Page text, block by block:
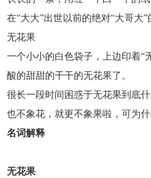
在“大大”出世以前的绝对“大哥大”
无花果
一个小小的白色袋子，上边印着“
酸的甜甜的干干的无花果了。
很长一段时间困惑于无花果到底
也不象花，就更不象果啦，可为
名词解释
无花果